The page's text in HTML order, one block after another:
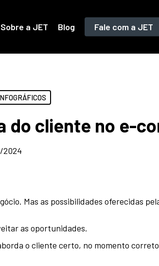
Sobre a JET Blog Fale com a JET
do cliente no e-
2024
Mas as possibilidades oferecidas
as oportunidades.
o cliente certo, no momento